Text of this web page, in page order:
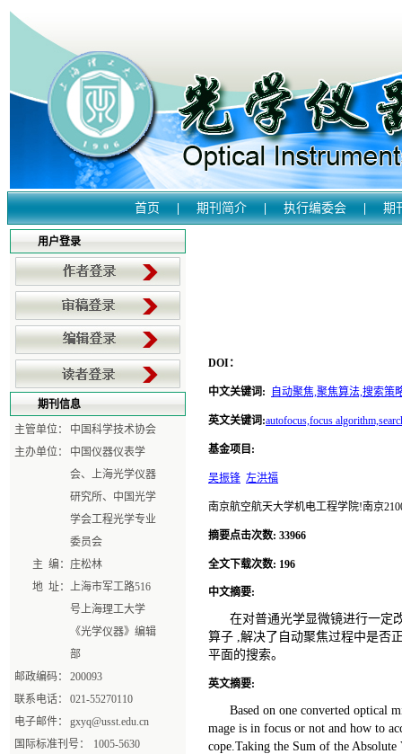
首页 期刊简介 执行编委会 期
用户登录
期刊信息
主管单位：
中国科学技术协会
主办单位：
中国仪器仪表学
会、上海光学仪器
研究所、中国光学
学会工程光学专业
委员会
主 编： 庄松林
地 址： 上海市军工路516
号上海理工大学
《光学仪器》编辑
部
邮政编码：
200093
联系电话：
021-55270110
电子邮件：
gxyq@usst.edu.cn
国际标准刊号：
1005-5630
DOI：
中文关键词: 自动聚焦,聚焦算法,搜索策
英文关键词:autofocus,focus
基金项目 :
吴振锋 左洪福
南京航空航天大学机电工程学院!南京
摘要点击次数: 33966
全文下载次数: 196
中文摘要:
在对普通光学显微镜进行一定
算子 ,解决了自动聚焦过程中是否
平面的搜索。
英文摘要:
Based on one converted optical
mage is in focus or not and how to
cope.Taking the Sum of the Absolute